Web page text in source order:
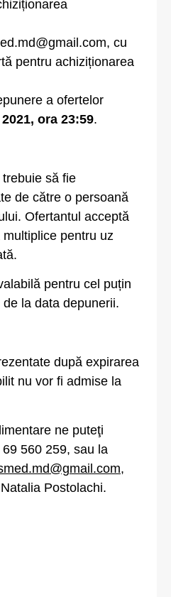
cu
pentru achiziționarea
a ofertelor
ora 23:59.
să fie
de către o persoană
Ofertantul acceptă
multiplice pentru uz
pentru cel puțin
la data depunerii.
după expirarea
nu vor fi admise la
ne puteţi
560 259, sau la
,
Postolachi.